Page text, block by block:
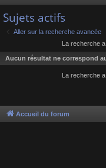
ur
ci s
Sujets actifs
Aller sur la recherche avancée
La recherche
Aucun résultat ne correspond
La recherche
Accueil du forum